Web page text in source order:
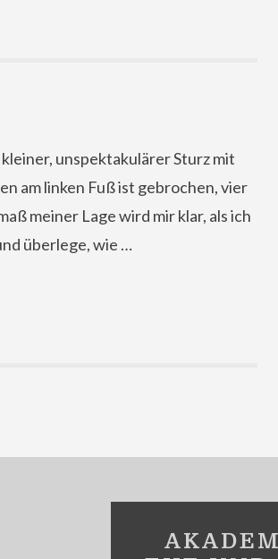
unspektakulärer Sturz mit
am linken Fuß ist gebrochen, vier
meiner Lage wird mir klar, als ich
überlege, wie …